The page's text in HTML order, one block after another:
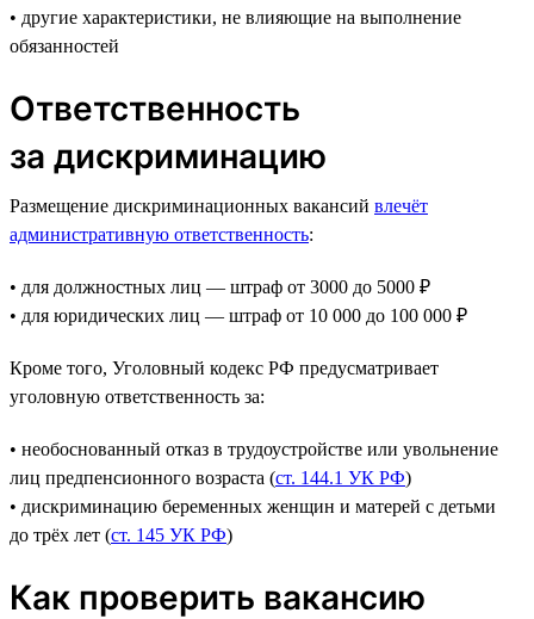
• другие характеристики, не влияющие на выполнение
обязанностей
Ответственность
за дискриминацию
Размещение дискриминационных вакансий влечёт
административную ответственность:
• для должностных лиц — штраф от 3000 до 5000 ₽
• для юридических лиц — штраф от 10 000 до 100 000 ₽
Кроме того, Уголовный кодекс РФ предусматривает
уголовную ответственность за:
• необоснованный отказ в трудоустройстве или увольнение
лиц предпенсионного возраста (ст. 144.1 УК РФ)
• дискриминацию беременных женщин и матерей с детьми
до трёх лет (ст. 145 УК РФ)
Как проверить вакансию